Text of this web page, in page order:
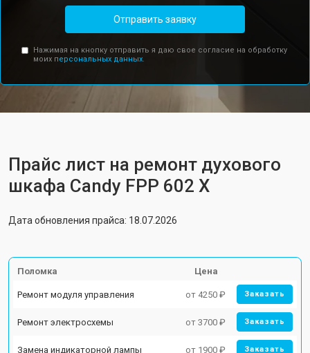
Отправить заявку
Нажимая на кнопку отправить я даю свое согласие на обработку
моих персональных данных.
Прайс лист на ремонт духового
шкафа Candy FPP 602 X
Дата обновления прайса: 18.07.2026
Поломка Цена
Ремонт модуля управления от 4250 ₽ Заказать
Ремонт электросхемы от 3700 ₽ Заказать
Замена индикаторной лампы от 1900 ₽ Заказать